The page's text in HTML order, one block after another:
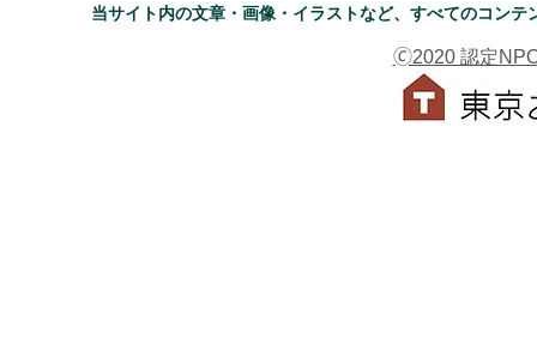
当サイト内の文章・画像・イラストなど、すべてのコン
🄫2020 認定